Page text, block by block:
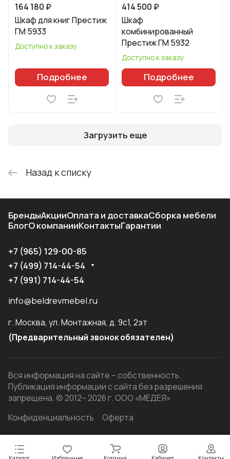
164 180 ₽
Шкаф для книг Престиж
ГМ 5933
Доступно к заказу
Подробнее
414 500 ₽
Шкаф
комбинированный
Престиж ГМ 5932
Доступно к заказу
Подробнее
Загрузить еще
Назад к списку
БрендыАкцииОплата и доставкаСборка мебели
БлогО компанииКонтактыГарантии
+7 (965) 129-00-85
+7 (499) 714-44-54
+7 (991) 714-44-54
info@beldrevmebel.ru
г. Москва, ул. Монтажная, д. 9с1, 2эт
(Предварительный звонок обязателен)
Вся информация на сайте – собственность.
Публикация информации с сайта без разрешения
запрещена. © 2012– 2026 г. ООО «МЕДЕЯ»
Конфиденциальность
Оферта